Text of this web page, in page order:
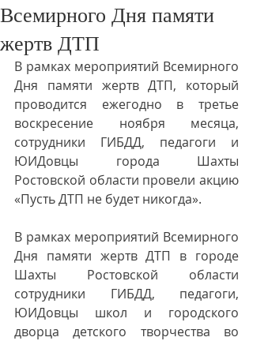
Всемирного Дня памяти
жертв ДТП
В рамках мероприятий Всемирного
Дня памяти жертв ДТП, который
проводится ежегодно в третье
воскресение ноября месяца,
сотрудники ГИБДД, педагоги и
ЮИДовцы города Шахты
Ростовской области провели акцию
«Пусть ДТП не будет никогда».
В рамках мероприятий Всемирного
Дня памяти жертв ДТП в городе
Шахты Ростовской области
сотрудники ГИБДД, педагоги,
ЮИДовцы школ и городского
дворца детского творчества во